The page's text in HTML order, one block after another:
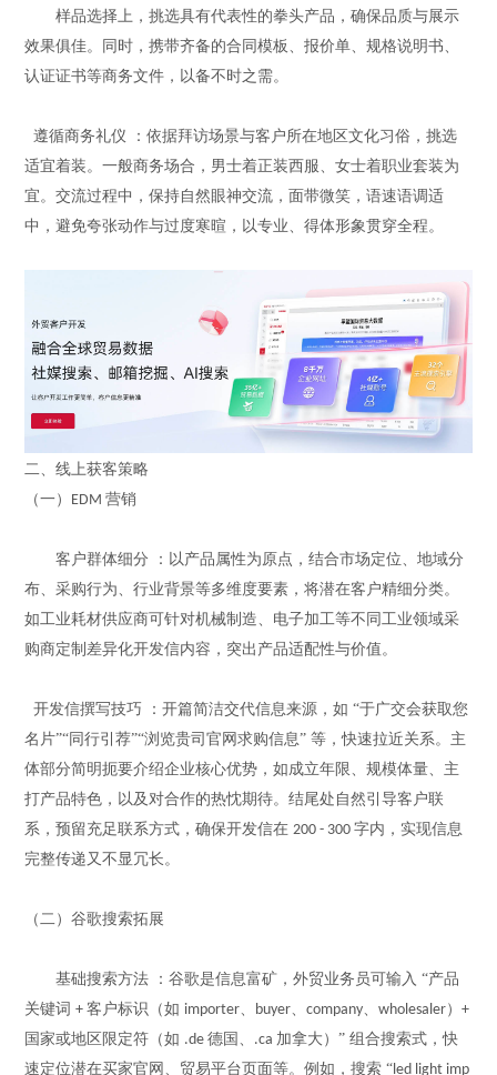
样品选择上，挑选具有代表性的拳头产品，确保品质与展示
效果俱佳。同时，携带齐备的合同模板、报价单、规格说明书、
认证证书等商务文件，以备不时之需。
遵循商务礼仪
：依据拜访场景与客户所在地区文化习俗，挑选
适宜着装。一般商务场合，男士着正装西服、女士着职业套装为
宜。交流过程中，保持自然眼神交流，面带微笑，语速语调适
中，避免夸张动作与过度寒暄，以专业、得体形象贯穿全程。
二、线上获客策略
（一） EDM营销
客户群体细分
：以产品属性为原点，结合市场定位、地域分
布、采购行为、行业背景等多维度要素，将潜在客户精细分类。
如工业耗材供应商可针对机械制造、电子加工等不同工业领域采
购商定制差异化开发信内容，突出产品适配性与价值。
开发信撰写技巧 ：开篇简洁交代信息来源，如 “于广交会获取您
名片”“同行引荐”“浏览贵司官网求购信息” 等，快速拉近关系。主
体部分简明扼要介绍企业核心优势，如成立年限、规模体量、主
打产品特色，以及对合作的热忱期待。结尾处自然引导客户联
系，预留充足联系方式，确保开发信在200 - 300字内，实现信息
完整传递又不显冗长。
（二）谷歌搜索拓展
基础搜索方法 ：谷歌是信息富矿，外贸业务员可输入 “产品
关键词+客户标识（如 importer、 buyer、company、wholesaler）+
国家或地区限定符（如 .de德国、 .ca加拿大）” 组合搜索式，快
速定位潜在买家官网、贸易平台页面等。例如，搜索 “led light imp